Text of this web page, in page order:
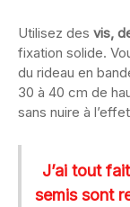
Utilisez des vis,
fixation solide.
du rideau en
30 à 40 cm de
sans nuire à
J’ai tout
semis sont